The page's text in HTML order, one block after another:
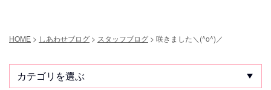
HOME > しあわせブログ > スタッフブログ > 咲きました＼(^o^)／